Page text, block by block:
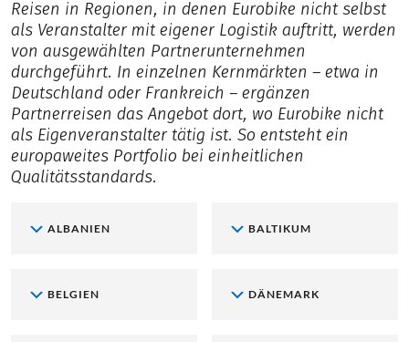
Reisen in Regionen, in denen Eurobike nicht selbst
als Veranstalter mit eigener Logistik auftritt, werden
von ausgewählten Partnerunternehmen
durchgeführt. In einzelnen Kernmärkten – etwa in
Deutschland oder Frankreich – ergänzen
Partnerreisen das Angebot dort, wo Eurobike nicht
als Eigenveranstalter tätig ist. So entsteht ein
europaweites Portfolio bei einheitlichen
Qualitätsstandards.
ALBANIEN BALTIKUM
BELGIEN DÄNEMARK